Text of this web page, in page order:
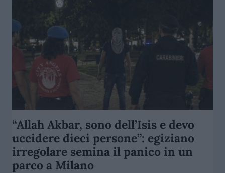
“Allah Akbar, sono dell’Isis e devo
uccidere dieci persone”: egiziano
irregolare semina il panico in un
parco a Milano